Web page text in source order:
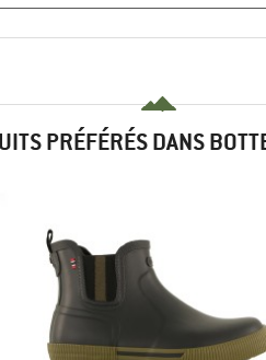
PRÉFÉRÉS DANS